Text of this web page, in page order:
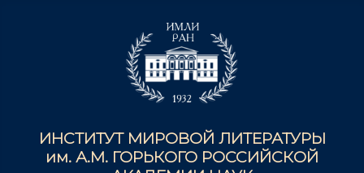
ИНСТИТУТ МИРОВОЙ ЛИТЕРАТУРЫ
им. А.М. ГОРЬКОГО РОССИЙСКОЙ